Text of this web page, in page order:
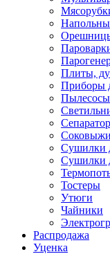
Плиты,
Приборы
Пылесосы
Сушилки
Сушилки
Тостеры
Утюги
Чайники
Распродажа
Уценка